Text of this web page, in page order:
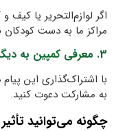
اگر لوازم‌التحریر یا
مراکز ما به دست کودکان
3. معرفی کمپین به دیگران
با اشتراک‌گذاری این
به مشارکت دعوت کنید.
چگونه می‌توانید